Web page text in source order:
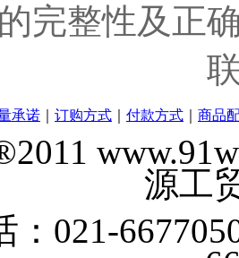
完整性及正
承诺 订购方式 付款方式 商品
源工
：021-